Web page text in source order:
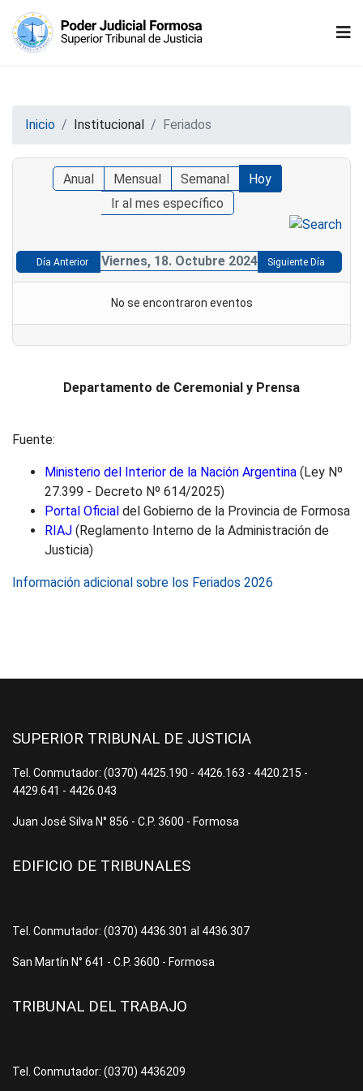
Inicio Institucional Feriados
Anual Mensual Semanal
Hoy
Ir al mes específico
Día Anterior Viernes, 18. Octubre 2024 Siguiente Día
No se encontraron eventos
Departamento de Ceremonial y Prensa
Fuente:
Ministerio del Interior de la Nación Argentina (Ley Nº
27.399 - Decreto Nº 614/2025)
Portal Oficial del Gobierno de la Provincia de Formosa
RIAJ (Reglamento Interno de la Administración de
Justicia)
Información adicional sobre los Feriados 2026
SUPERIOR TRIBUNAL DE JUSTICIA
Tel. Conmutador: (0370) 4425.190 - 4426.163 - 4420.215 -
4429.641 - 4426.043
Juan José Silva N° 856 - C.P. 3600 - Formosa
EDIFICIO DE TRIBUNALES
Tel. Conmutador: (0370) 4436.301 al 4436.307
San Martín N° 641 - C.P. 3600 - Formosa
TRIBUNAL DEL TRABAJO
Tel. Conmutador: (0370) 4436209